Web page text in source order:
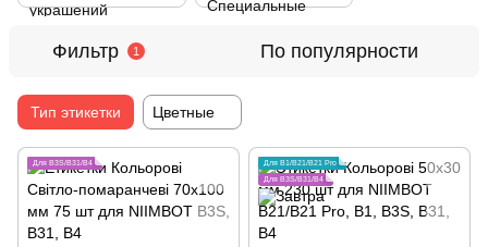
Фильтр 1 По популярности
Тип этикетки Цветные
Для B3S/B31/B4 Для B1/B21/B21 Pro
Для B3S/B31/B4